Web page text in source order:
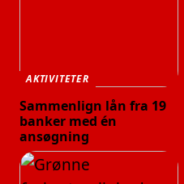
AKTIVITETER
Sammenlign lån fra 19
banker med én
ansøgning